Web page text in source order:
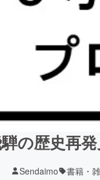
の歴史再
Sendaimo 書籍・